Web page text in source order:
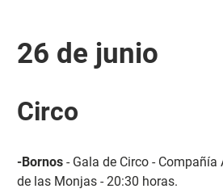
26 de junio
Circo
-Bornos- Gala de Circo - Compañía
de las Monjas - 20:30 horas.